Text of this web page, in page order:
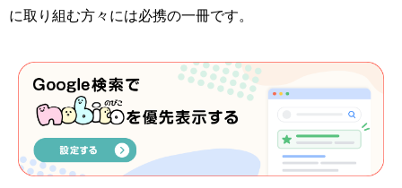
に取り組む方々には必携の一冊です。